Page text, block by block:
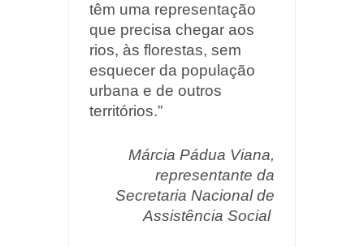
têm uma representação
que precisa chegar aos
rios, às florestas, sem
esquecer da população
urbana e de outros
territórios.”
Márcia Pádua Viana,
representante da
Secretaria Nacional de
Assistência Social